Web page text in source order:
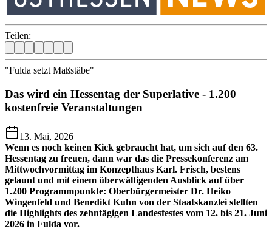
Teilen:
"Fulda setzt Maßstäbe"
Das wird ein Hessentag der Superlative - 1.200
kostenfreie Veranstaltungen
13. Mai, 2026
Wenn es noch keinen Kick gebraucht hat, um sich auf den 63.
Hessentag zu freuen, dann war das die Pressekonferenz am
Mittwochvormittag im Konzepthaus Karl. Frisch, bestens
gelaunt und mit einem überwältigenden Ausblick auf über
1.200 Programmpunkte: Oberbürgermeister Dr. Heiko
Wingenfeld und Benedikt Kuhn von der Staatskanzlei stellten
die Highlights des zehntägigen Landesfestes vom 12. bis 21. Juni
2026 in Fulda vor.